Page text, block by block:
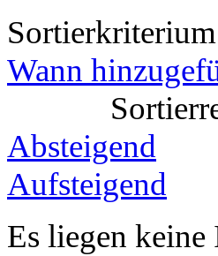
Wann
Absteigend
Aufsteigend
Es liegen